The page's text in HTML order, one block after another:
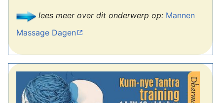
lees meer over dit onderwerp op: Mannen
Massage Dagen